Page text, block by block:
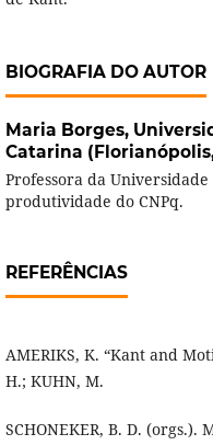
BIOGRAFIA DO AUTOR
Maria Borges,
Catarina
Professora da
produtividade do CNPq.
REFERÊNCIAS
AMERIKS, K. “Kant and
H.; KUHN, M.
SCHONEKER, B. D.